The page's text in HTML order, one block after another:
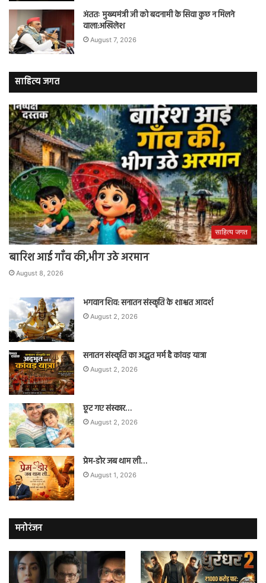
अंततः मुख्यमंत्री जी को बदनामी के सिवा कुछ न मिलने
वाला:अखिलेश
August 7, 2026
साहित्य जगत
साहित्य जगत
बारिश आई गाँव की,भीग उठे अरमान
August 8, 2026
भगवान शिव: सनातन संस्कृति के शाश्वत आदर्श
August 2, 2026
सनातन संस्कृति का अद्भुत मर्म है कांवड़ यात्रा
August 2, 2026
छूट गए संस्कार…
August 2, 2026
प्रेम-डोर जब थाम ली…
August 1, 2026
मनोरंजन